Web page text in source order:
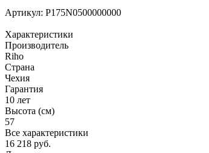
Артикул: P175N0500000000
Характеристики
Производитель
Riho
Страна
Чехия
Гарантия
10 лет
Высота (см)
57
Все характеристики
16 218 руб.